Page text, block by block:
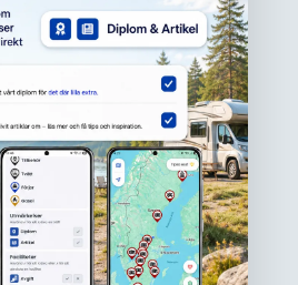
hittades inte eller kunde
Vänligen försök igen
Försök igen